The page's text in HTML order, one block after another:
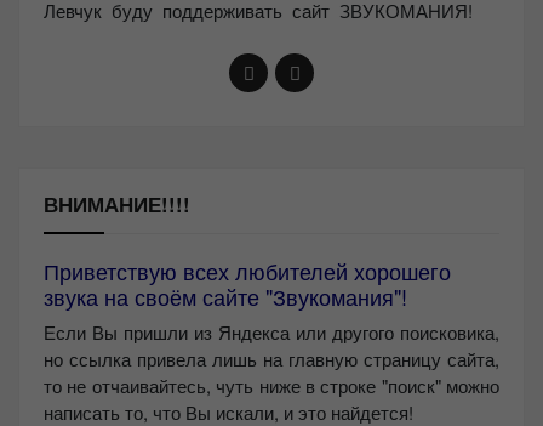
Левчук буду поддерживать сайт ЗВУКОМАНИЯ!
ВНИМАНИЕ!!!!
Приветствую всех любителей хорошего
звука на своём сайте "Звукомания"!
Если Вы пришли из Яндекса или другого поисковика,
но ссылка привела лишь на главную страницу сайта,
то не отчаивайтесь, чуть ниже в строке "поиск" можно
написать то, что Вы искали, и это найдется!